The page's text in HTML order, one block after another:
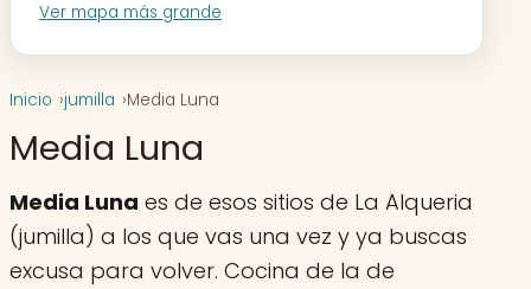
Ver mapa más grande
Inicio jumilla Media Luna
Media Luna
Media Luna es de esos sitios de La Alqueria
(jumilla) a los que vas una vez y ya buscas
excusa para volver. Cocina de la de